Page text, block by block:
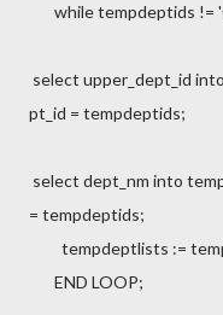
while tempdeptids !=
select upper_dept_id
pt_id = tempdeptids;
select dept_nm into
= tempdeptids;
tempdeptlists :=
END LOOP;